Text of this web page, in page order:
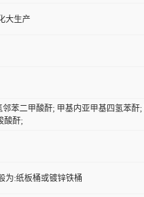
大生产
苯二甲酸酐; 甲基内亚甲基四氢苯
酸酐;
为:纸板桶或镀锌铁桶